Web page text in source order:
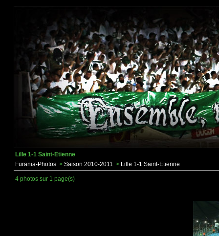
Lille 1-1 Saint-Etienne
Furania-Photos > Saison 2010-2011 > Lille 1-1 Saint-Etienne
4 photos sur 1 page(s)